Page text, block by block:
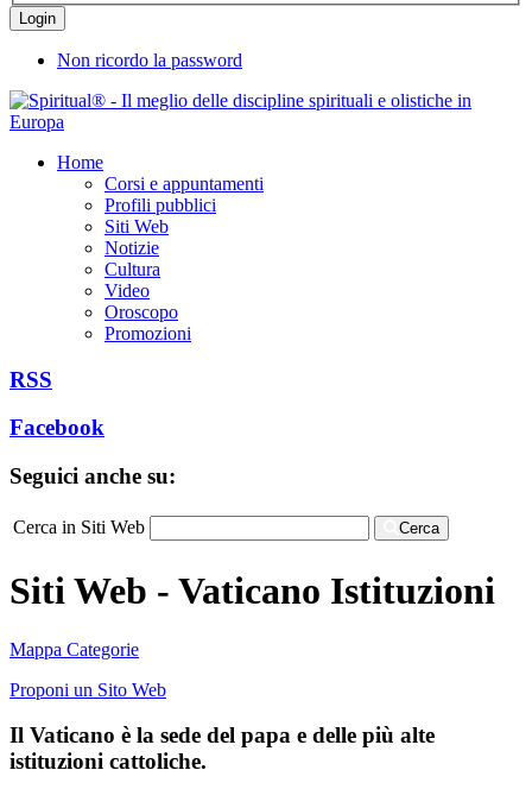
Non ricordo la password
Home
Corsi e appuntamenti
Profili pubblici
Siti Web
Notizie
Cultura
Video
Oroscopo
Promozioni
RSS
Facebook
Seguici anche su:
Cerca in Siti Web Cerca
Siti Web - Vaticano Istituzioni
Mappa Categorie
Proponi un Sito Web
Il Vaticano è la sede del papa e delle più alte
istituzioni cattoliche.